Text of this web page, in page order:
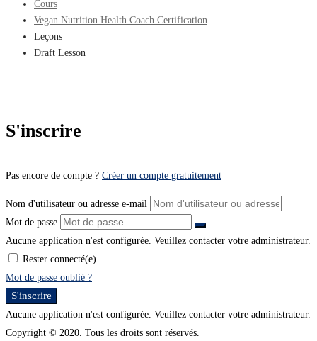
Cours
Vegan Nutrition Health Coach Certification
Leçons
Draft Lesson
S'inscrire
Pas encore de compte ? Créer un compte gratuitement
Nom d'utilisateur ou adresse e-mail
Mot de passe
Aucune application n'est configurée. Veuillez contacter votre administrateur.
Rester connecté(e)
Mot de passe oublié ?
S'inscrire
Aucune application n'est configurée. Veuillez contacter votre administrateur.
Copyright © 2020. Tous les droits sont réservés.